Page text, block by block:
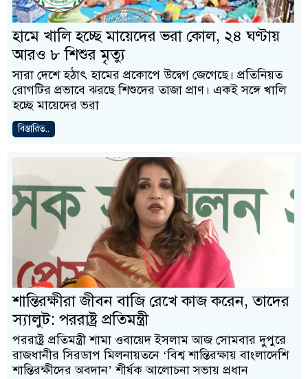
হামে খালি হচ্ছে মায়েদের ভরা কোল, ২৪ ঘণ্টায়
আরও ৮ শিশুর মৃত্যু
সারা দেশে হঠাৎ হামের প্রকোপে উদ্বেগ জেগেছে। প্রতিনিয়ত
রোগটির প্রভাবে ঝরছে শিশুদের তাজা প্রাণ। একই সঙ্গে খালি
হচ্ছে মায়েদের ভরা
বিস্তারিত..
শান্তিরক্ষীরা জীবন বাজি রেখে কাজ করেন, তাদের
স্যালুট: পররাষ্ট্র প্রতিমন্ত্রী
পররাষ্ট্র প্রতিমন্ত্রী শামা ওবায়েদ ইসলাম আজ সোমবার দুপুরে
রাজধানীর সিরডাপ মিলনায়তনে ‘বিশ্ব শান্তিরক্ষায় বাংলাদেশি
শান্তিরক্ষীদের অবদান’ শীর্ষক আলোচনা সভায় প্রধান